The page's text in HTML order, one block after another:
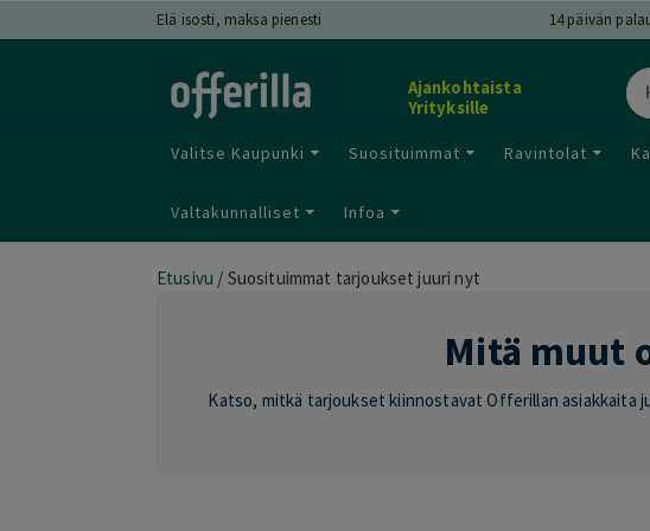
Elä isosti, maksa pienesti 14päivän
Ajankohtaista
Yrityksille
Valitse Kaupunki Suosituimmat Ravintolat
Valtakunnalliset Infoa
Etusivu / Suosituimmat tarjoukset juuri nyt
Mitä muut
Katso, mitkä tarjoukset kiinnostavat Offerillan asiakkaita